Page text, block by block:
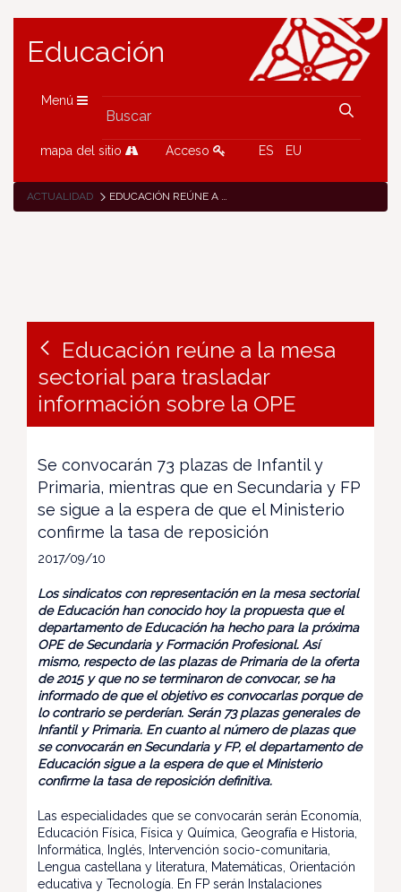
Educación
Menú
mapa del sitio Acceso ES EU
ACTUALIDAD EDUCACIÓN REÚNE A LA MESA SECTORIAL PARA TRASLADAR INFORMACIÓN SOBRE LA OPE
Educación reúne a la mesa
sectorial para trasladar
información sobre la OPE
Se convocarán 73 plazas de Infantil y
Primaria, mientras que en Secundaria y FP
se sigue a la espera de que el Ministerio
confirme la tasa de reposición
2017/09/10
Los sindicatos con representación en la mesa sectorial
de Educación han conocido hoy la propuesta que el
departamento de Educación ha hecho para la próxima
OPE de Secundaria y Formación Profesional. Así
mismo, respecto de las plazas de Primaria de la oferta
de 2015 y que no se terminaron de convocar, se ha
informado de que el objetivo es convocarlas porque de
lo contrario se perderían. Serán 73 plazas generales de
Infantil y Primaria. En cuanto al número de plazas que
se convocarán en Secundaria y FP, el departamento de
Educación sigue a la espera de que el Ministerio
confirme la tasa de reposición definitiva.
Las especialidades que se convocarán serán Economía,
Educación Física, Física y Química, Geografía e Historia,
Informática, Inglés, Intervención socio-comunitaria,
Lengua castellana y literatura, Matemáticas, Orientación
educativa y Tecnología. En FP serán Instalaciones